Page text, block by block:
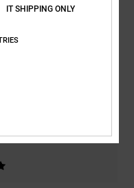
IT SHIPPING ONLY